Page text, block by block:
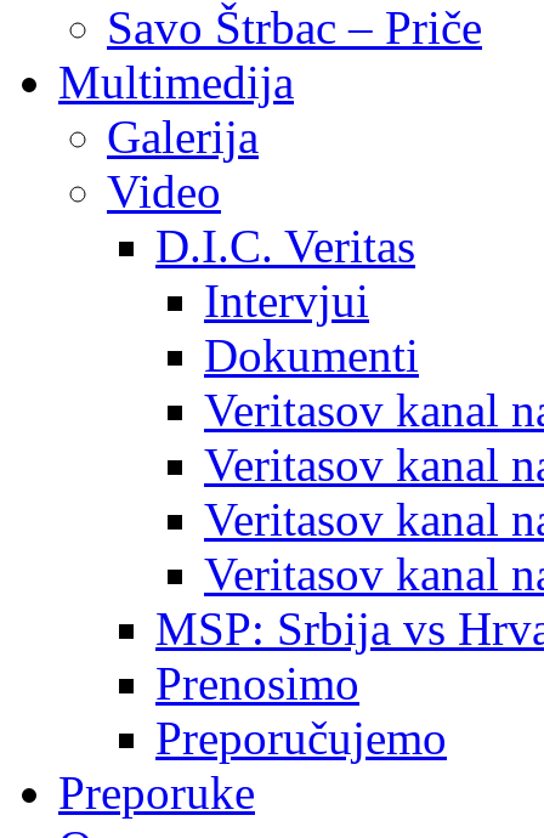
Savo Štrbac – Priče
Multimedija
Galerija
Video
D.I.C. Veritas
Intervjui
Dokumenti
Veritasov kanal
Veritasov kanal
Veritasov kanal
Veritasov kanal
MSP: Srbija vs
Prenosimo
Preporučujemo
Preporuke